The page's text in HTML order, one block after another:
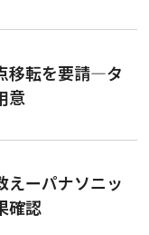
移転を要請—タ
意
えーパナソニッ
確認